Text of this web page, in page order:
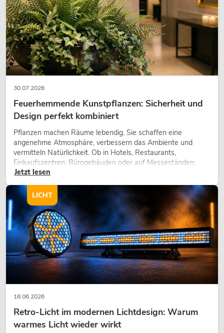
30.07.2026
Feuerhemmende Kunstpflanzen: Sicherheit und
Design perfekt kombiniert
Pflanzen machen Räume lebendig. Sie schaffen eine
angenehme Atmosphäre, verbessern das Ambiente und
vermitteln Natürlichkeit. Ob in Hotels, Restaurants,
Einkaufszentren, Bürogebäuden oder auf Messeständen:
eine hochwertige Begrünung gehört heute längst zum
modernen Raumkonzept.
Jetzt lesen
18.06.2026
Retro-Licht im modernen Lichtdesign: Warum
warmes Licht wieder wirkt
LICHT